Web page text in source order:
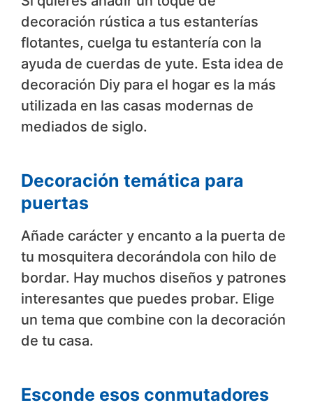
decoración rústica a tus estanterías
flotantes, cuelga tu estantería con la
ayuda de cuerdas de yute. Esta idea de
decoración Diy para el hogar es la más
utilizada en las casas modernas de
mediados de siglo.
Decoración temática para
puertas
Añade carácter y encanto a la puerta de
tu mosquitera decorándola con hilo de
bordar. Hay muchos diseños y patrones
interesantes que puedes probar. Elige
un tema que combine con la decoración
de tu casa.
Esconde esos conmutadores